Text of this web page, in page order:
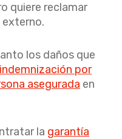
quiere reclamar
externo.
los daños que
indemnización por
asegurada en
la garantía